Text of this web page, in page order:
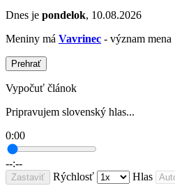
Dnes je pondelok, 10.08.2026
Meniny má Vavrinec - význam mena
Prehrať
Vypočuť článok
Pripravujem slovenský hlas...
0:00
--:--
Zastaviť Rýchlosť Hlas